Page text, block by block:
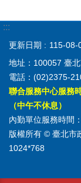
:::
更新日期
115-08-
地址：100057 臺
電話：(02)2375-
聯合服務中心服務
（中午不休息）
內勤單位服務時間
版權所有 © 臺北市
1024*768